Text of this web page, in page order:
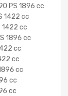
PS 1896 cc
1422 cc
1422 cc
1896 cc
cc
cc
cc
cc
cc